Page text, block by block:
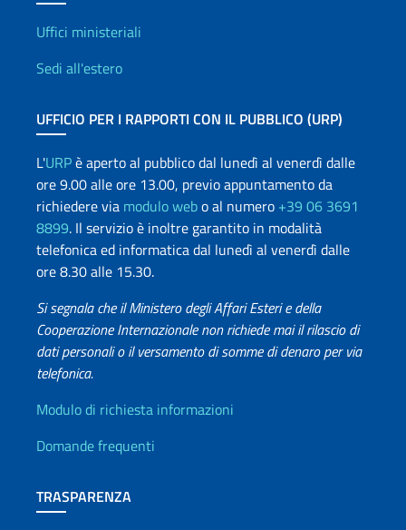
Uffici e Rete diplomatica
Uffici ministeriali
Sedi all'estero
UFFICIO PER I RAPPORTI CON IL PUBBLICO (URP)
L'URPè aperto al pubblico dal lunedì al venerdì dalle
ore 9.00 alle ore 13.00, previo appuntamento da
richiedere via modulo webo al numero +39 06 3691
8899. Il servizio è inoltre garantito in modalità
telefonica ed informatica dal lunedì al venerdì dalle
ore 8.30 alle 15.30.
Si segnala che il Ministero degli Affari Esteri e della
Cooperazione Internazionale non richiede mai il rilascio di
dati personali o il versamento di somme di denaro per via
telefonica.
Info utili
Modulo di richiesta informazioni
Domande frequenti
TRASPARENZA